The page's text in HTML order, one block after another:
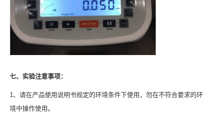
七、实验注意事项：
1、请在产品使用说明书规定的环境条件下使用，勿在不符合要求的环
境中操作使用。